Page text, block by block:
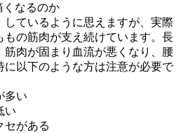
くなるのか
しているように思えますが、実際
もの筋肉が支え続けています。長
筋肉が固まり血流が悪くなり、腰
に以下のような方は注意が必要で
多い
い
セがある